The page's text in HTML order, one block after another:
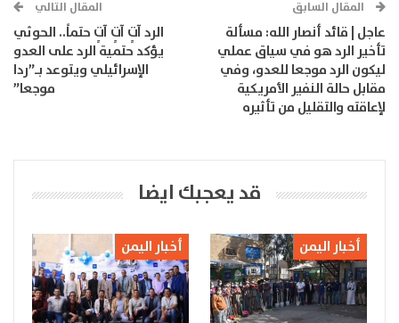
المقال السابق
عاجل | قائد أنصار الله: مسألة
تأخير الرد هو في سياق عملي
ليكون الرد موجعا للعدو، وفي
مقابل حالة النفير الأمريكية
لإعاقته والتقليل من تأثيره
المقال التالي
الرد آتٍ آتٍ آتٍ حتماً.. الحوثي
يؤكد حتمية الرد على العدو
الإسرائيلي ويتوعد بـ”ردا
موجعا”
قد يعجبك ايضا
أخبار اليمن أخبار اليمن